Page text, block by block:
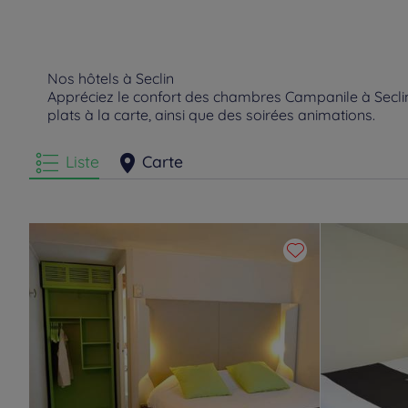
Nos hôtels à Seclin
Appréciez le confort des chambres Campanile à
plats à la carte, ainsi que des soirées animations.
Liste Carte